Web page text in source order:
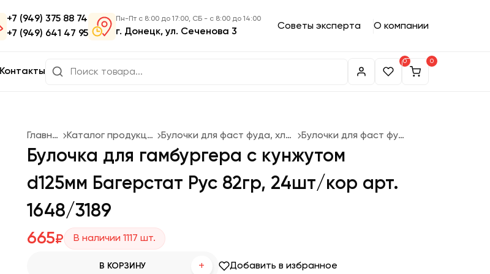
+7 (949) 375 88 74
+7 (949) 641 47 95
Пн-Пт с 8:00 до 17:00, СБ - с 8:00 до 14:00
г. Донецк, ул. Сеченова 3
Советы эксперта О компании
Контакты
0 0
Главная Каталог продукции Булочки для фаст фуда, хлеб Булочки для фаст фуда
Булочка для гамбургера с кунжутом
d125мм Багерстат Рус 82гр, 24шт/кор арт.
1648/3189
665₽ В наличии 1117 шт.
В КОРЗИНУ + Добавить в избранное